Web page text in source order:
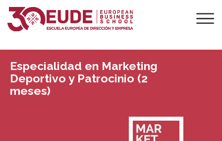
Especialidad en Marketing
Deportivo y Patrocinio (2
meses)